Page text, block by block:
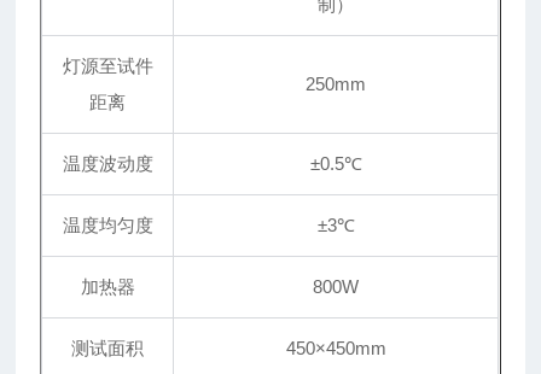
制）
灯源至试件
距离
250mm
温度波动度 ±0.5℃
温度均匀度 ±3℃
加热器 800W
测试面积 450×450mm